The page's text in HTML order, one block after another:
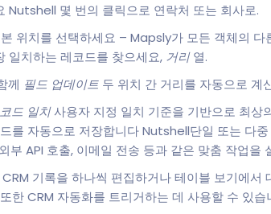
Nutshell 몇 번의 클릭으로 연락처 또는 회사로.
위치를 선택하세요 – Mapsly가 모든 객체의 다
일치하는 레코드를 찾으세요, 거리열.
께 필드 업데이트두 위치 간 거리를 자동으로 계
드 일치사용자 지정 일치 기준을 기반으로 최상
를 자동으로 저장합니다 Nutshell단일 또는 다
API 호출, 이메일 전송 등과 같은 맞춤 작업을
기록을 하나씩 편집하거나 테이블 보기에서
한 CRM 자동화를 트리거하는 데 사용할 수 있습